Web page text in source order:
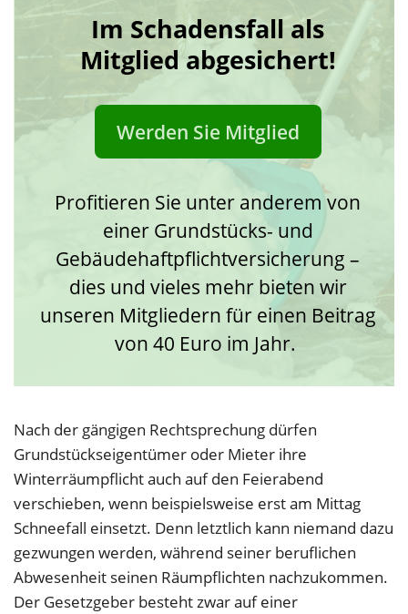
Im Schadensfall als
Mitglied abgesichert!
Werden Sie Mitglied
Profitieren Sie unter anderem von
einer Grundstücks- und
Gebäudehaftpflichtversicherung –
dies und vieles mehr bieten wir
unseren Mitgliedern für einen Beitrag
von 40 Euro im Jahr.
Nach der gängigen Rechtsprechung dürfen
Grundstückseigentümer oder Mieter ihre
Winterräumpflicht auch auf den Feierabend
verschieben, wenn beispielsweise erst am Mittag
Schneefall einsetzt. Denn letztlich kann niemand dazu
gezwungen werden, während seiner beruflichen
Abwesenheit seinen Räumpflichten nachzukommen.
Der Gesetzgeber besteht zwar auf einer